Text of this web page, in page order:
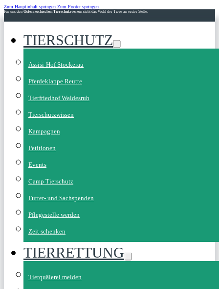
Zum Hauptinhalt springen Zum Footer springen
Für uns den Österreichischen Tierschutzvereinsteht das Wohl der Tiere an erster Stelle.
TIERSCHUTZ
Assisi-Hof Stockerau
Pferdeklappe Reutte
Tierfriedhof Waldesruh
Tierschutzwissen
Kampagnen
Petitionen
Events
Camp Tierschutz
Futter- und Sachspenden
Pflegestelle werden
Zeit schenken
TIERRETTUNG
Tierquälerei melden